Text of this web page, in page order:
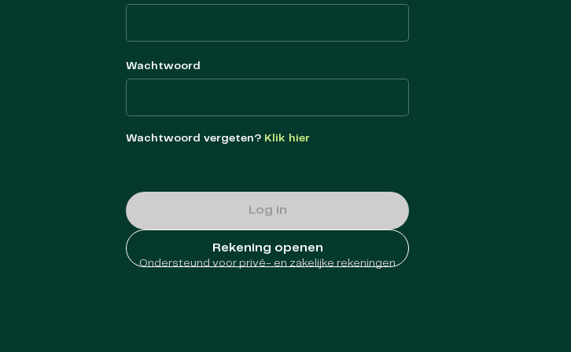
Wachtwoord
Wachtwoord vergeten? Klik hier
Log in
Rekening openen
Ondersteund voor privé- en zakelijke rekeningen